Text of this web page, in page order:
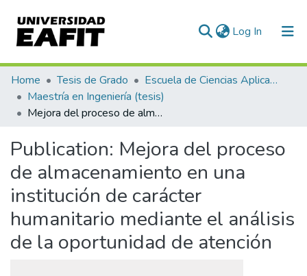
Log In (current)
Communities & Collections
All of DSpace
Home Tesis de Grado
Escuela de Ciencias Aplicadas e Ingeniería
Maestría en Ingeniería (tesis)
Mejora del proceso de almacenamiento en una institución de carácter humanitario mediante el análisis de la oportunidad de atención
Publication: Mejora del proceso
de almacenamiento en una
institución de carácter
humanitario mediante el análisis
de la oportunidad de atención